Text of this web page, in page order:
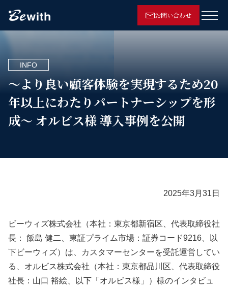
お問い合わせ
メニ
～より良い顧客体験を実現するため20
年以上にわたりパートナーシップを形
成～ オルビス様 導入事例を公開
INFO
2025年3月31日
ビーウィズ株式会社（本社：東京都新宿区、代表取締役社
長： 飯島 健二、東証プライム市場：証券コード9216、以
下ビーウィズ）は、カスタマーセンターを受託運営してい
る、オルビス株式会社（本社：東京都品川区、代表取締役
社長：山口 裕絵、以下「オルビス様」）様のインタビュ